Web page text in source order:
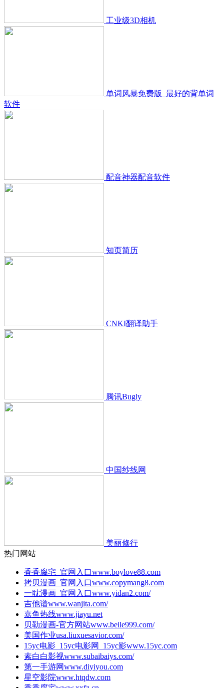
工业级3D相机
单词风暴免费版_最好的背单词
软件
配音神器配音软件
知页简历
CNKI翻译助手
腾讯Bugly
中国纱线网
美丽修行
热门网站
香香腐宅_官网入口www.boylove88.com
拷贝漫画_官网入口www.copymang8.com
一耽漫画_官网入口www.yidan2.com/
吉他谱www.wanjita.com/
嘉鱼热线www.jiayu.net
贝勒漫画-官方网站www.beile999.com/
美国作业usa.liuxuesavior.com/
15yc电影_15yc电影网_15yc影www.15yc.com
素白白影视www.subaibaiys.com/
第一手游网www.diyiyou.com
星空影院www.htqdw.com